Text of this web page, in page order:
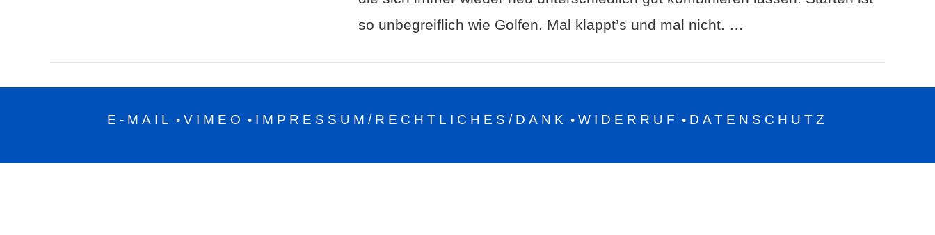
so unbegreiflich wie Golfen. Mal klappt’s und mal nicht. …
E-MAIL • VIMEO • IMPRESSUM/RECHTLICHES/DANK • WIDERRUF • DATENSCHUTZ